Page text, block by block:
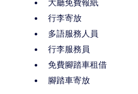
大廳免費報紙
行李寄放
多語服務人員
行李服務員
免費腳踏車租借
腳踏車寄放